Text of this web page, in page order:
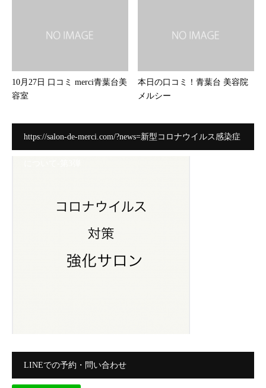
10月27日 口コミ merci青葉台美
容室
本日の口コミ！青葉台 美容院
メルシー
https://salon-de-merci.com/?news=新型コロナウイルス感染症
LINEでの予約・問い合わせ